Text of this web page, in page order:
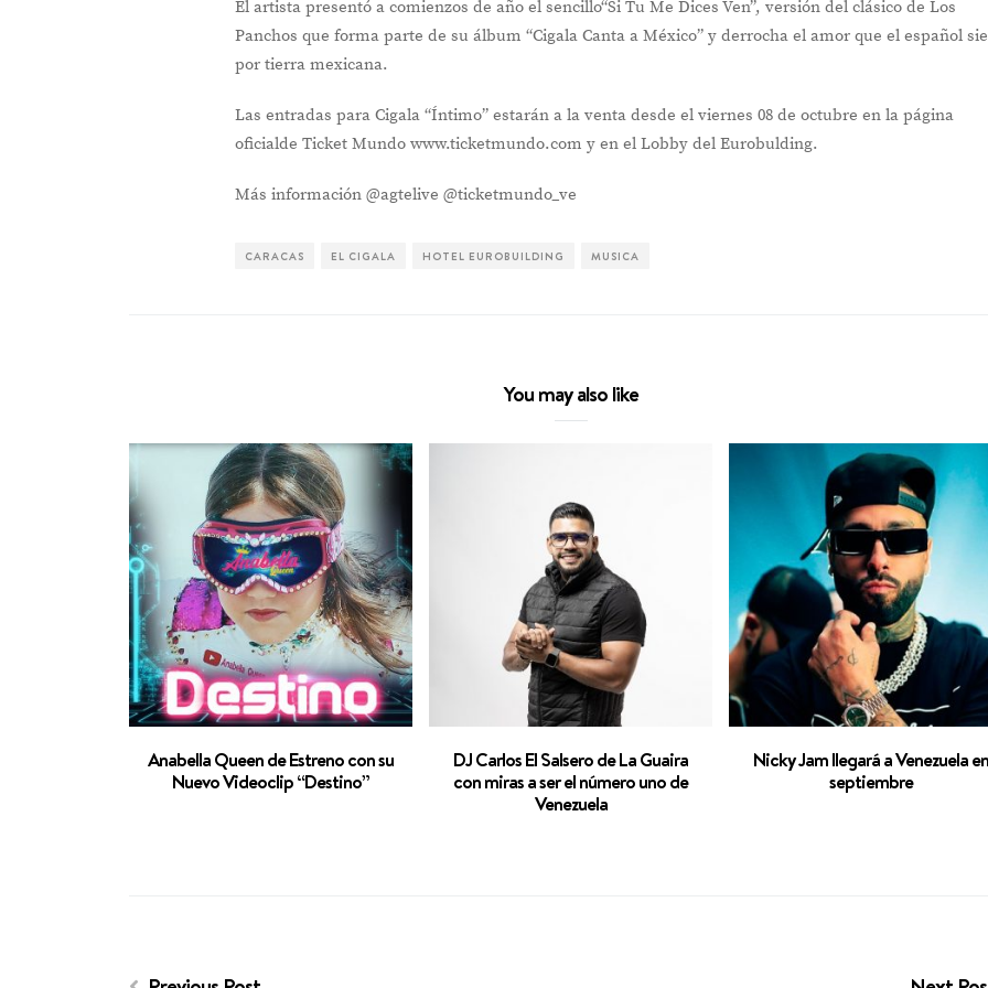
El artista presentó a comienzos de año el sencillo“Si Tu Me Dices Ven”, versión del clásico de Los
Panchos que forma parte de su álbum “Cigala Canta a México” y derrocha el amor que el español
por tierra mexicana.
Las entradas para Cigala “Íntimo” estarán a la venta desde el viernes 08 de octubre en la página
oficialde Ticket Mundo www.ticketmundo.com y en el Lobby del Eurobulding.
Más información @agtelive @ticketmundo_ve
CARACAS EL CIGALA HOTEL EUROBUILDING MUSICA
You may also like
Anabella Queen de Estreno con su
Nuevo Videoclip “Destino”
DJ Carlos El Salsero de La Guaira
con miras a ser el número uno de
Venezuela
Nicky Jam llegará a Venezuela en
septiembre